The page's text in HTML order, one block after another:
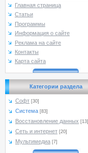
Главная страница
Статьи
Программы
Информация о сайте
Реклама на сайте
Контакты
Карта сайта
Категории раздела
Софт [30]
Система [83]
Восстановление данных [13]
Сеть и интернет [20]
Мультимедиа [7]